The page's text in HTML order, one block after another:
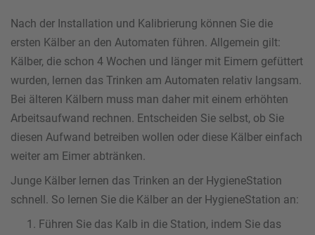
Nach der Installation und Kalibrierung können Sie die
ersten Kälber an den Automaten führen. Allgemein gilt:
Kälber, die schon 4 Wochen und länger mit Eimern gefüttert
wurden, lernen das Trinken am Automaten relativ langsam.
Bei älteren Kälbern muss man daher mit einem erhöhten
Arbeitsaufwand rechnen. Entscheiden Sie selbst, ob Sie
diesen Aufwand betreiben wollen oder diese Kälber einfach
weiter am Eimer abtränken.
Junge Kälber lernen das Trinken an der HygieneStation
schnell. So lernen Sie die Kälber an der HygieneStation an:
Führen Sie das Kalb in die Station, indem Sie das